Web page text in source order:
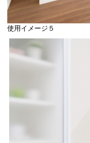
使用イメージ５